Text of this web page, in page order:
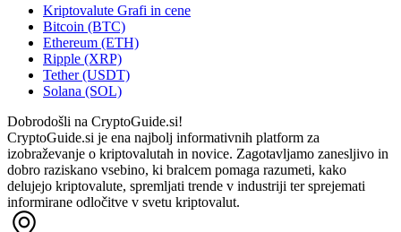
Kriptovalute Grafi in cene
Bitcoin (BTC)
Ethereum (ETH)
Ripple (XRP)
Tether (USDT)
Solana (SOL)
Dobrodošli na CryptoGuide.si!
CryptoGuide.si je ena najbolj informativnih platform za
izobraževanje o kriptovalutah in novice. Zagotavljamo zanesljivo in
dobro raziskano vsebino, ki bralcem pomaga razumeti, kako
delujejo kriptovalute, spremljati trende v industriji ter sprejemati
informirane odločitve v svetu kriptovalut.